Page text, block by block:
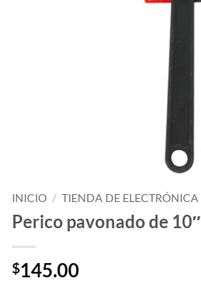
INICIO / TIENDA DE ELECTRÓNICA
Perico pavonado de 10″
$145.00